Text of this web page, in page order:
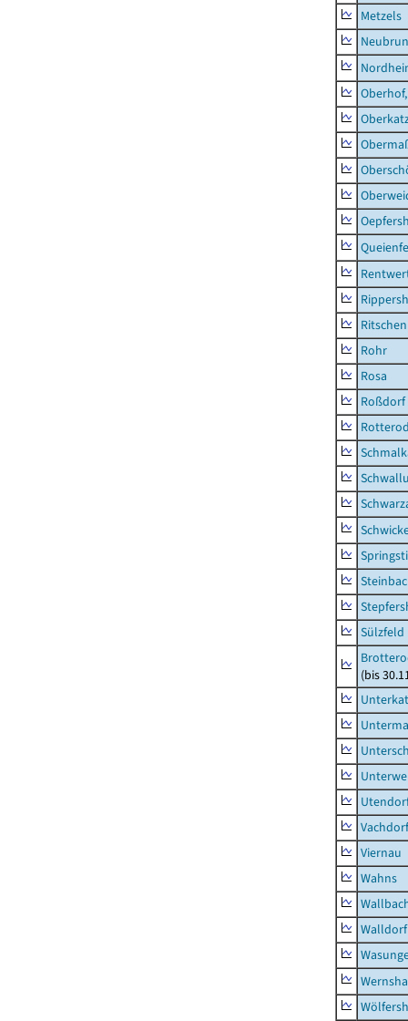
Metzels
Rohr
Rosa
Roßdorf
Sülzfeld
(bis
Vachdorf
Viernau
Wahns
Walldorf